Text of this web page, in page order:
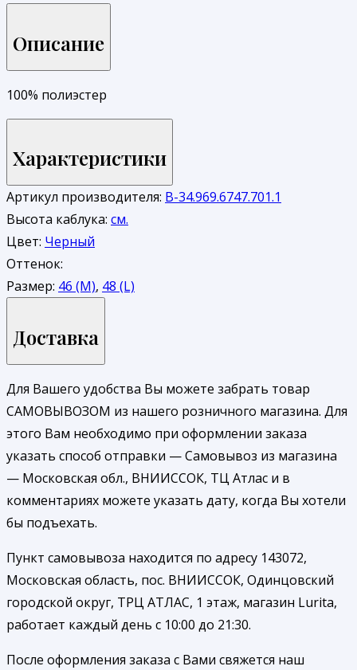
Описание
100% полиэстер
Характеристики
Артикул производителя: В-34.969.6747.701.1
Высота каблука: см.
Цвет: Черный
Оттенок:
Размер: 46 (M), 48 (L)
Доставка
Для Вашего удобства Вы можете забрать товар
САМОВЫВОЗОМ из нашего розничного магазина. Для
этого Вам необходимо при оформлении заказа
указать способ отправки — Самовывоз из магазина
— Московская обл., ВНИИССОК, ТЦ Атлас и в
комментариях можете указать дату, когда Вы хотели
бы подъехать.
Пункт самовывоза находится по адресу 143072,
Московская область, пос. ВНИИССОК, Одинцовский
городской округ, ТРЦ АТЛАС, 1 этаж, магазин Lurita,
работает каждый день с 10:00 до 21:30.
После оформления заказа с Вами свяжется наш